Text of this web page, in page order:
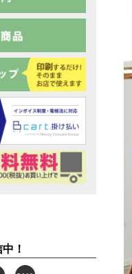
！